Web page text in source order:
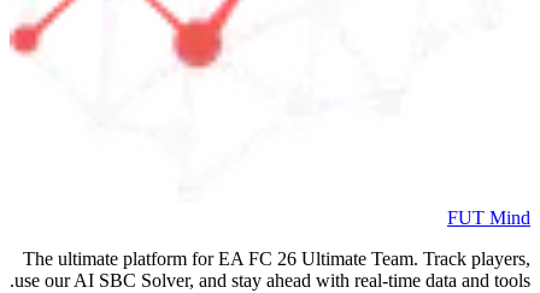
FUT Mind
The ultimate platform for EA FC 26 Ultimate Team. Track players,
use our AI SBC Solver, and stay ahead with real-time data and tools.